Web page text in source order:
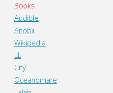
Books
Audible
Anobii
Wikipedia
LL
City
Oceanomare